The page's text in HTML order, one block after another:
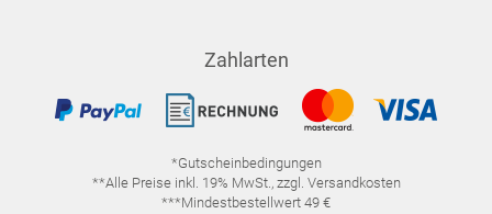
Zahlarten
*Gutscheinbedingungen
**Alle Preise inkl. 19% MwSt., zzgl. Versandkosten
***Mindestbestellwert 49 €